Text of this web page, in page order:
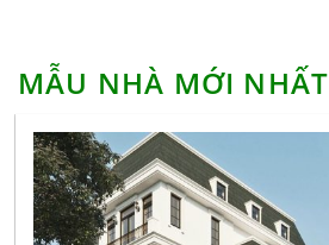
MẪU NHÀ MỚI NHẤT